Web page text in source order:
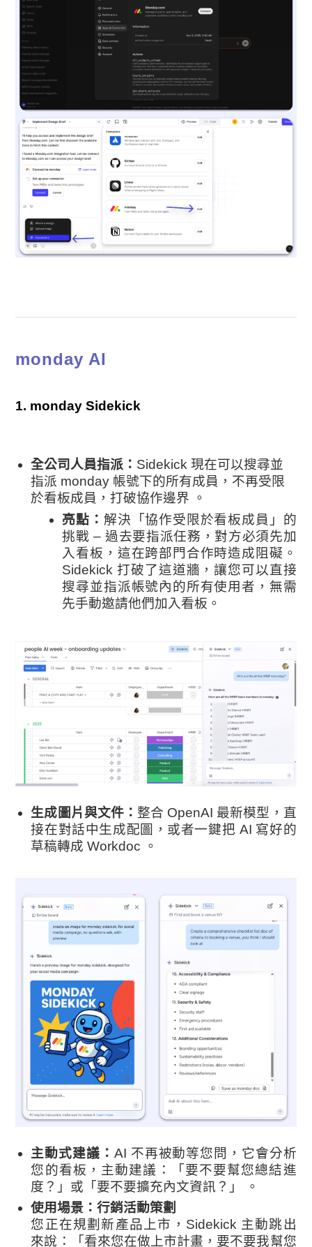
monday AI
1. monday Sidekick
全公司人員指派： Sidekick 現在可以搜尋並
指派 monday 帳號下的所有成員，不再受限
於看板成員，打破協作邊界 。
亮點： 解決 「協作受限於看板成員」的
挑戰 – 過去要指派任務，對方必須先加
入看板，這在跨部門合作時造成阻礙。
Sidekick 打破了這道牆，讓您可以直接
搜尋並指派帳號內的所有使用者，無需
先手動邀請他們加入看板。
生成圖片與文件： 整合 OpenAI 最新模型，直
接在對話中生成配圖，或者一鍵把 AI 寫好的
草稿轉成 Workdoc 。
主動式建議： AI 不再被動等您問，它會分析
您的看板，主動建議：「要不要幫您總結進
度？」或「要不要擴充內文資訊？」 。
使用場景：行銷活動策劃
您正在規劃新產品上市，Sidekick 主動跳出
來說：「看來您在做上市計畫，要不要我幫您